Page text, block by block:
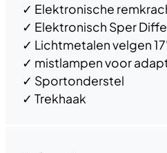
✓ Elektronische
✓ Elektronisch Sper
✓ Lichtmetalen velgen
✓ mistlampen voor
✓ Sportonderstel
✓ Trekhaak